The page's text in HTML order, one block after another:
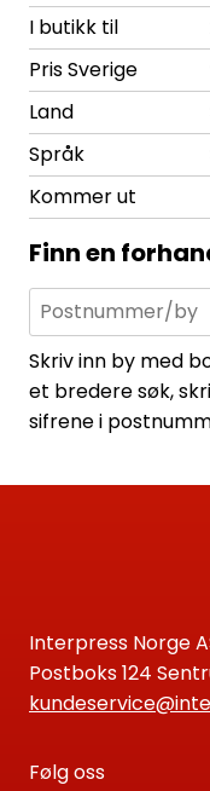
I butikk til
Pris Sverige
Land
Språk
Kommer ut
Finn en
Skriv inn by med
et bredere søk,
sifrene i
Interpress Norge
Postboks 124
Følg oss